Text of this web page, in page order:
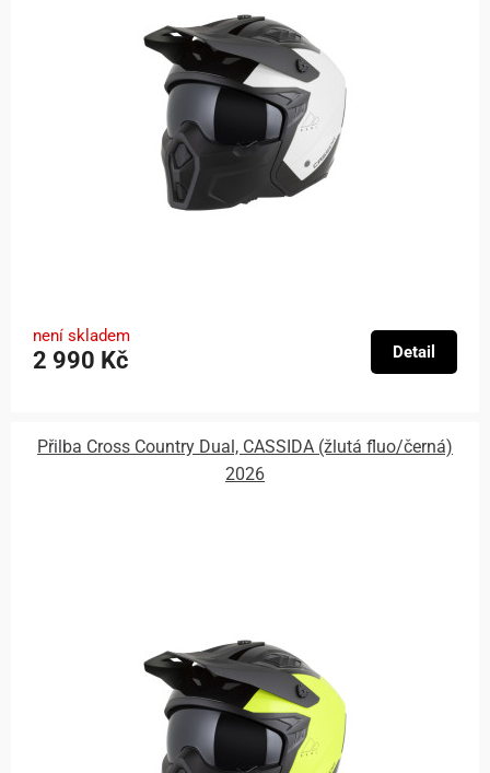
není skladem
2 990 Kč Detail
Přilba Cross Country Dual, CASSIDA (žlutá fluo/černá)
2026